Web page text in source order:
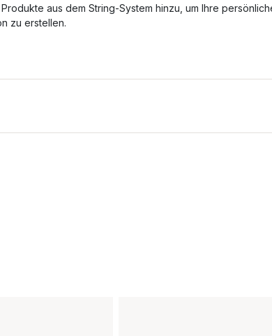
aus dem String-System hinzu, um Ihre
zu erstellen.